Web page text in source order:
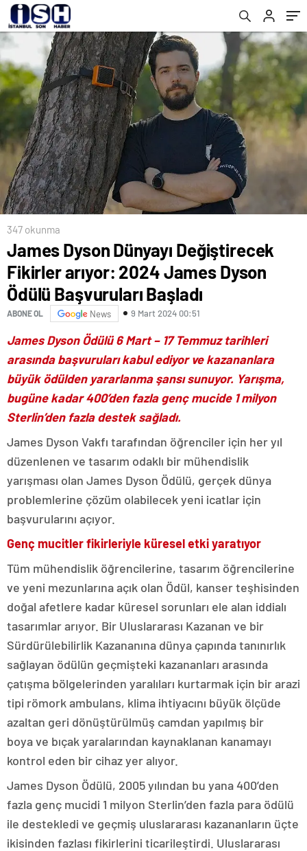
Başladı
347 okunma
James Dyson Dünyayı Değiştirecek
Fikirler arıyor: 2024 James Dyson
Ödülü Başvuruları Başladı
ABONE OL News 9 Mart 2024 00:51
James Dyson Ödülü 6 Mart – 17 Temmuz tarihleri
arasında başvuruları kabul ediyor ve kazananlara
büyük ödülden yararlanma şansı sunuyor. Yarışma,
bugüne kadar 400’den fazla genç mucide 1 milyon
Sterlin’den fazla destek sağladı.
James Dyson Vakfı tarafından öğrenciler için her yıl
düzenlenen ve tasarım odaklı bir mühendislik
yarışması olan James Dyson Ödülü, gerçek dünya
problemlerine çözüm olabilecek yeni icatlar için
başvurularını açıyor.
Genç mucitler fikirleriyle küresel etki yaratıyor
Tüm mühendislik öğrencilerine, tasarım öğrencilerine
ve yeni mezunlarına açık olan Ödül, kanser teşhisinden
doğal afetlere kadar küresel sorunları ele alan iddialı
tasarımlar arıyor. Bir Uluslararası Kazanan ve bir
Sürdürülebilirlik Kazananına dünya çapında tanınırlık
sağlayan ödülün geçmişteki kazananları arasında
çatışma bölgelerinden yaralıları kurtarmak için bir arazi
tipi römork ambulans, klima ihtiyacını büyük ölçüde
azaltan geri dönüştürülmüş camdan yapılmış bir
boya ve bıçak yaralarından kaynaklanan kanamayı
kontrol eden bir cihaz yer alıyor.
James Dyson Ödülü, 2005 yılından bu yana 400’den
fazla genç mucidi 1 milyon Sterlin’den fazla para ödülü
ile destekledi ve geçmiş uluslararası kazananların üçte
ikisinden fazlası fikirlerini ticarileştirdi. Uluslararası
Lise Medeniyet Akademisi’ni Açtı